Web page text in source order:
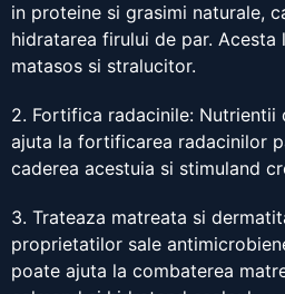
in proteine si grasimi naturale,
hidratarea firului de par. Acesta
matasos si stralucitor.
2. Fortifica radacinile: Nutrientii
ajuta la fortificarea radacinilor
caderea acestuia si stimuland
3. Trateaza matreata si
proprietatilor sale
poate ajuta la combaterea